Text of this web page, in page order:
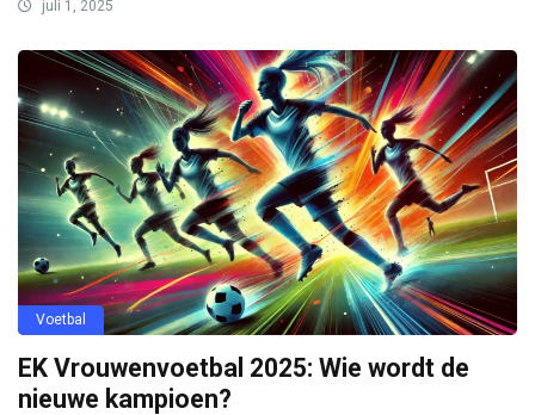
juli 1, 2025
Voetbal
EK Vrouwenvoetbal 2025: Wie wordt de
nieuwe kampioen?